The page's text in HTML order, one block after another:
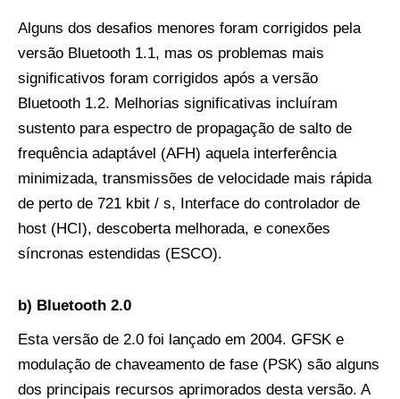
Alguns dos desafios menores foram corrigidos pela
versão Bluetooth 1.1, mas os problemas mais
significativos foram corrigidos após a versão
Bluetooth 1.2. Melhorias significativas incluíram
sustento para espectro de propagação de salto de
frequência adaptável (AFH) aquela interferência
minimizada, transmissões de velocidade mais rápida
de perto de 721 kbit / s, Interface do controlador de
host (HCI), descoberta melhorada, e conexões
síncronas estendidas (ESCO).
b) Bluetooth 2.0
Esta versão de 2.0 foi lançado em 2004. GFSK e
modulação de chaveamento de fase (PSK) são alguns
dos principais recursos aprimorados desta versão. A